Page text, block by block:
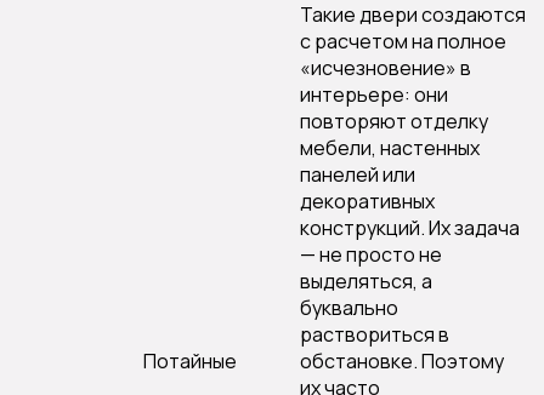
Потайные
Такие двери создаются
с расчетом на полное
«исчезновение» в
интерьере: они
повторяют отделку
мебели, настенных
панелей или
декоративных
конструкций. Их задача
— не просто не
выделяться, а
буквально
раствориться в
обстановке. Поэтому
их часто